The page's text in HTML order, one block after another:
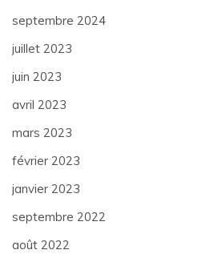
septembre 2024
juillet 2023
juin 2023
avril 2023
mars 2023
février 2023
janvier 2023
septembre 2022
août 2022